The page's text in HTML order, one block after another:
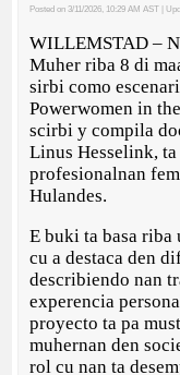
Posted on 3/11/2026, 10:29 AM AST |
WILLEMSTAD –
Muher riba 8 di
sirbi como
Powerwomen in
scirbi y compila
Linus Hesselink,
profesionalnan
Hulandes.
E buki ta basa riba
cu a destaca den
describiendo nan
experencia
proyecto ta pa
muhernan den
rol cu nan ta